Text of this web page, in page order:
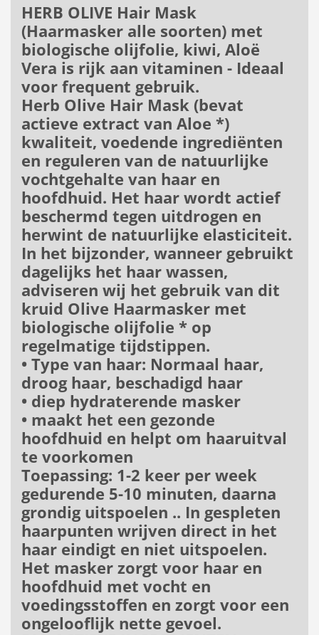
HERB OLIVE Hair Mask
(Haarmasker alle soorten) met
biologische olijfolie, kiwi, Aloë
Vera is rijk aan vitaminen - Ideaal
voor frequent gebruik.
Herb Olive Hair Mask (bevat
actieve extract van Aloe *)
kwaliteit, voedende ingrediënten
en reguleren van de natuurlijke
vochtgehalte van haar en
hoofdhuid. Het haar wordt actief
beschermd tegen uitdrogen en
herwint de natuurlijke elasticiteit.
In het bijzonder, wanneer gebruikt
dagelijks het haar wassen,
adviseren wij het gebruik van dit
kruid Olive Haarmasker met
biologische olijfolie * op
regelmatige tijdstippen.
• Type van haar: Normaal haar,
droog haar, beschadigd haar
• diep hydraterende masker
• maakt het een gezonde
hoofdhuid en helpt om haaruitval
te voorkomen
Toepassing: 1-2 keer per week
gedurende 5-10 minuten, daarna
grondig uitspoelen .. In gespleten
haarpunten wrijven direct in het
haar eindigt en niet uitspoelen.
Het masker zorgt voor haar en
hoofdhuid met vocht en
voedingsstoffen en zorgt voor een
ongelooflijk nette gevoel.